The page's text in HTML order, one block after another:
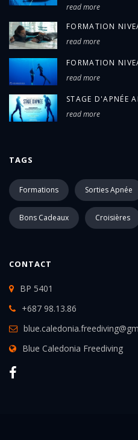
read more
FORMATION
read more
FORMATION
read more
STAGE D'APNÉE
read more
TAGS
Formations Sorties Apnée
Bons Cadeaux Croisières
CONTACT
BP 5401
+687 98.13.86
Blue Caledonia Freediving